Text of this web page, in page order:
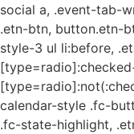
social a, .event-tab-
.etn-btn, button.etn-
style-3 ul li:before,
calendar-style .fc-
.fc-state-highlight,